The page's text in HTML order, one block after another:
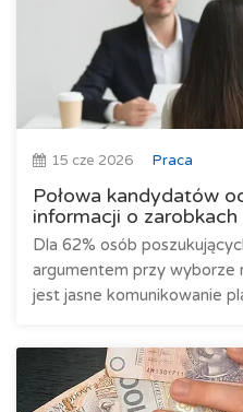
15 cze 2026 Praca
Połowa kandydatów
informacji o zarobkach
Dla 62% osób
argumentem przy wyborze
jest jasne komunikowanie